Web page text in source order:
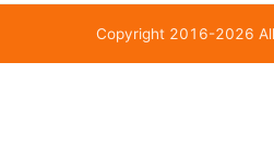
Copyright 2016-2026